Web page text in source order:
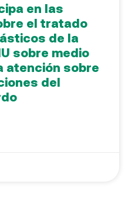
en las
el tratado
de la
sobre medio
atención sobre
del